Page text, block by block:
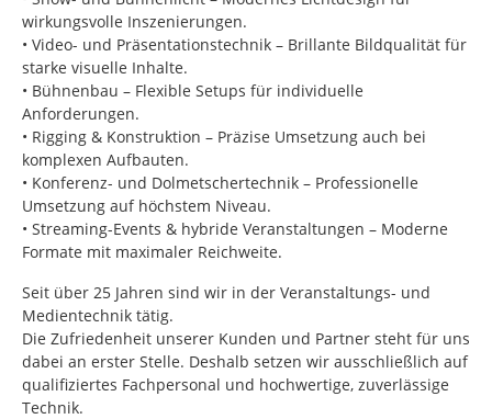
wirkungsvolle Inszenierungen.
• Video- und Präsentationstechnik – Brillante Bildqualität für
starke visuelle Inhalte.
• Bühnenbau – Flexible Setups für individuelle
Anforderungen.
• Rigging & Konstruktion – Präzise Umsetzung auch bei
komplexen Aufbauten.
• Konferenz- und Dolmetschertechnik – Professionelle
Umsetzung auf höchstem Niveau.
• Streaming-Events & hybride Veranstaltungen – Moderne
Formate mit maximaler Reichweite.
Seit über 25 Jahren sind wir in der Veranstaltungs- und
Medientechnik tätig.
Die Zufriedenheit unserer Kunden und Partner steht für uns
dabei an erster Stelle. Deshalb setzen wir ausschließlich auf
qualifiziertes Fachpersonal und hochwertige, zuverlässige
Technik.